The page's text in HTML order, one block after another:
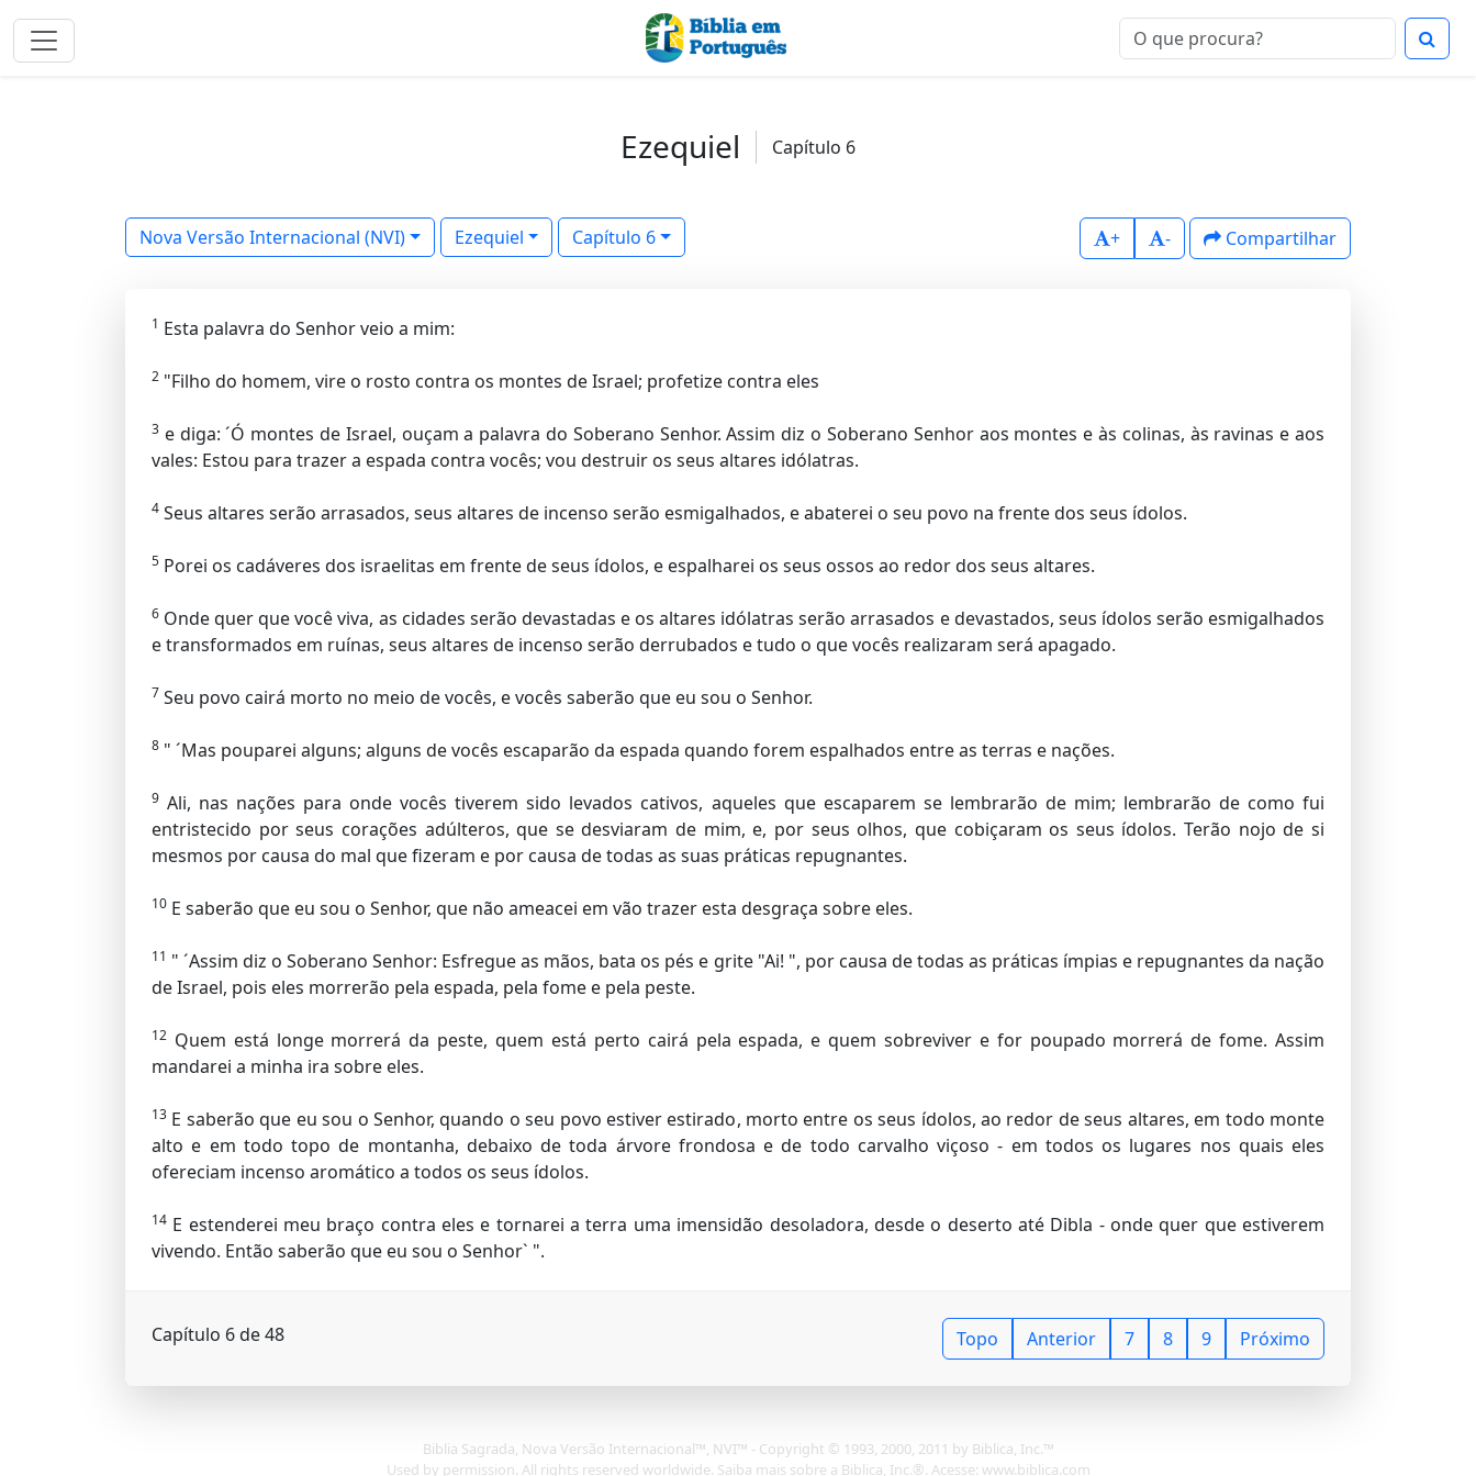
Ezequiel Capítulo 6
Nova Versão Internacional (NVI) Ezequiel Capítulo 6 + - Compartilhar
1 Esta palavra do Senhor veio a mim:
2 "Filho do homem, vire o rosto contra os montes de Israel; profetize contra eles
3 e diga: ´Ó montes de Israel, ouçam a palavra do Soberano Senhor. Assim diz o Soberano Senhor aos montes e às colinas, às ravinas e aos
vales: Estou para trazer a espada contra vocês; vou destruir os seus altares idólatras.
4 Seus altares serão arrasados, seus altares de incenso serão esmigalhados, e abaterei o seu povo na frente dos seus ídolos.
5 Porei os cadáveres dos israelitas em frente de seus ídolos, e espalharei os seus ossos ao redor dos seus altares.
6 Onde quer que você viva, as cidades serão devastadas e os altares idólatras serão arrasados e devastados, seus ídolos serão esmigalhados
e transformados em ruínas, seus altares de incenso serão derrubados e tudo o que vocês realizaram será apagado.
7 Seu povo cairá morto no meio de vocês, e vocês saberão que eu sou o Senhor.
8 " ´Mas pouparei alguns; alguns de vocês escaparão da espada quando forem espalhados entre as terras e nações.
9 Ali, nas nações para onde vocês tiverem sido levados cativos, aqueles que escaparem se lembrarão de mim; lembrarão de como fui
entristecido por seus corações adúlteros, que se desviaram de mim, e, por seus olhos, que cobiçaram os seus ídolos. Terão nojo de si
mesmos por causa do mal que fizeram e por causa de todas as suas práticas repugnantes.
10 E saberão que eu sou o Senhor, que não ameacei em vão trazer esta desgraça sobre eles.
11 " ´Assim diz o Soberano Senhor: Esfregue as mãos, bata os pés e grite "Ai! ", por causa de todas as práticas ímpias e repugnantes da nação
de Israel, pois eles morrerão pela espada, pela fome e pela peste.
12 Quem está longe morrerá da peste, quem está perto cairá pela espada, e quem sobreviver e for poupado morrerá de fome. Assim
mandarei a minha ira sobre eles.
13 E saberão que eu sou o Senhor, quando o seu povo estiver estirado, morto entre os seus ídolos, ao redor de seus altares, em todo monte
alto e em todo topo de montanha, debaixo de toda árvore frondosa e de todo carvalho viçoso - em todos os lugares nos quais eles
ofereciam incenso aromático a todos os seus ídolos.
14 E estenderei meu braço contra eles e tornarei a terra uma imensidão desoladora, desde o deserto até Dibla - onde quer que estiverem
vivendo. Então saberão que eu sou o Senhor` ".
Capítulo 6 de 48 Topo Anterior 7 8 9 Próximo
Biblia Sagrada, Nova Versão Internacional™, NVI™ - Copyright © 1993, 2000, 2011 by Biblica, Inc.™
Used by permission. All rights reserved worldwide. Saiba mais sobre a Biblica, Inc.®. Acesse: www.biblica.com